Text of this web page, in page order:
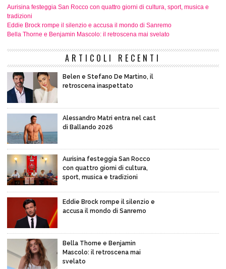
Aurisina festeggia San Rocco con quattro giorni di cultura, sport, musica e
tradizioni
Eddie Brock rompe il silenzio e accusa il mondo di Sanremo
Bella Thorne e Benjamin Mascolo: il retroscena mai svelato
ARTICOLI RECENTI
Belen e Stefano De Martino, il
retroscena inaspettato
Alessandro Matri entra nel cast
di Ballando 2026
Aurisina festeggia San Rocco
con quattro giorni di cultura,
sport, musica e tradizioni
Eddie Brock rompe il silenzio e
accusa il mondo di Sanremo
Bella Thorne e Benjamin
Mascolo: il retroscena mai
svelato